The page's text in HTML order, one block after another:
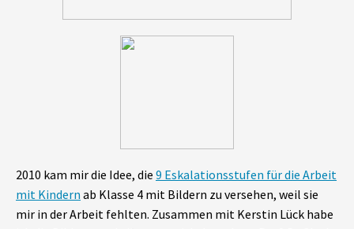
2010 kam mir die Idee, die 9 Eskalationsstufen für die Arbeit
mit Kindern ab Klasse 4 mit Bildern zu versehen, weil sie
mir in der Arbeit fehlten. Zusammen mit Kerstin Lück habe